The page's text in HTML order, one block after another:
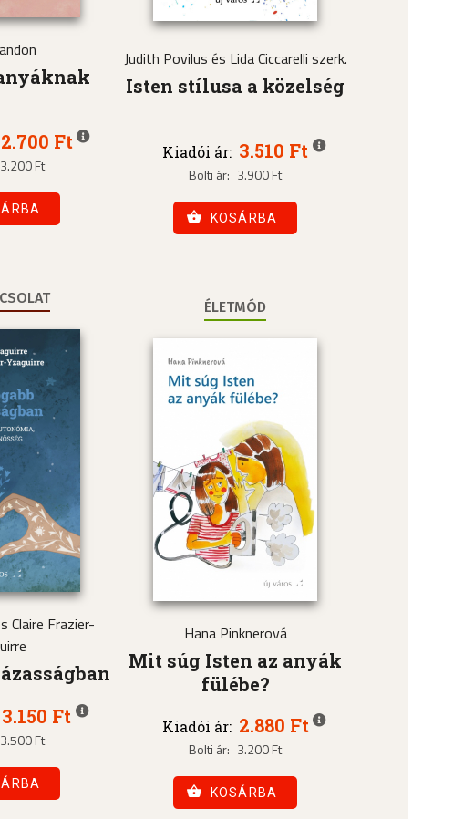
2.700 Ft
3.200 Ft
Judith Povilus és Lida Ciccarelli szerk.
Isten stílusa a közelség
Kiadói ár: 3.510 Ft
Bolti ár: 3.900 Ft
KOSÁRBA
Claire Frazier-
3.150 Ft
3.500 Ft
ÉLETMÓD
Hana Pinknerová
Mit súg Isten az anyák
fülébe?
Kiadói ár: 2.880 Ft
Bolti ár: 3.200 Ft
KOSÁRBA